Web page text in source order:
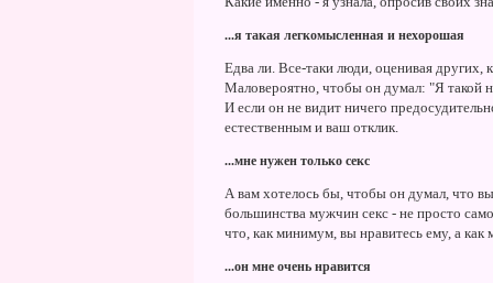
...я такая легкомысленная и нехорошая
Едва ли. Все-таки люди, оценивая других,
Маловероятно, чтобы он думал: "Я такой
И если он не видит ничего
естественным и ваш отклик.
...мне нужен только секс
А вам хотелось бы, чтобы он думал, что
большинства мужчин секс - не просто
что, как минимум, вы нравитесь ему, а как
...он мне очень нравится